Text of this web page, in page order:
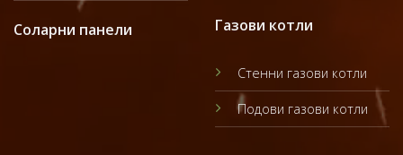
Соларни панели Газови котли
Стенни газови котли
Подови газови котли